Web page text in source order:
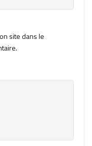
site dans le